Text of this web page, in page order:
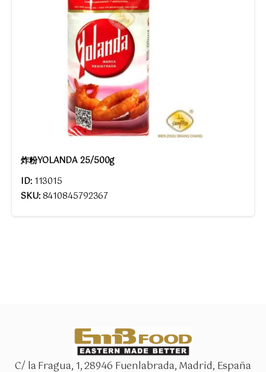
炸粉YOLANDA 25/500g
ID: 113015
SKU:8410845792367
C/ la Fragua, 1, 28946 Fuenlabrada, Madrid, España